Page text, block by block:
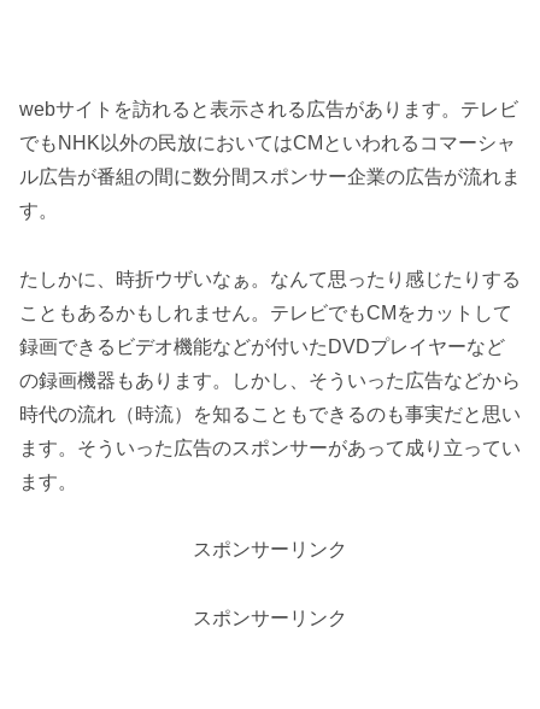
webサイトを訪れると表示される広告があります。テレビ
でもNHK以外の民放においてはCMといわれるコマーシャ
ル広告が番組の間に数分間スポンサー企業の広告が流れま
す。
たしかに、時折ウザいなぁ。なんて思ったり感じたりする
こともあるかもしれません。テレビでもCMをカットして
録画できるビデオ機能などが付いたDVDプレイヤーなど
の録画機器もあります。しかし、そういった広告などから
時代の流れ（時流）を知ることもできるのも事実だと思い
ます。そういった広告のスポンサーがあって成り立ってい
ます。
スポンサーリンク
スポンサーリンク